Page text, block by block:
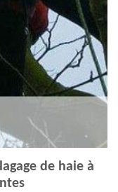
de haie à